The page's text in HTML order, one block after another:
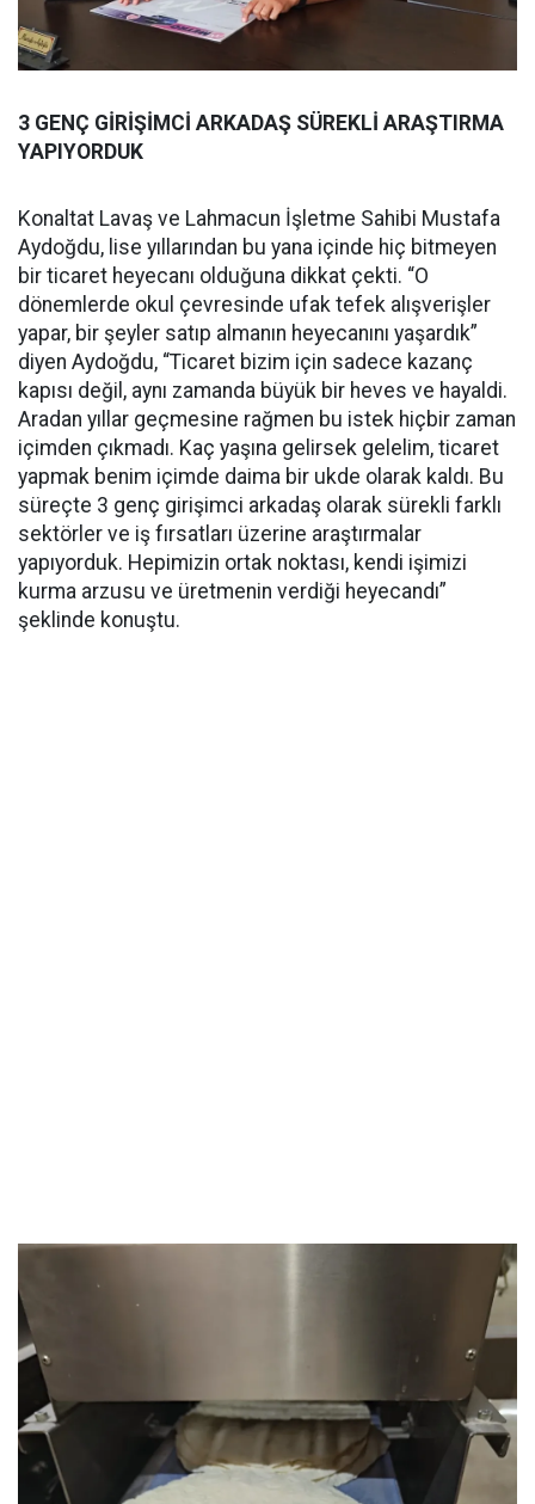
3 GENÇ GİRİŞİMCİ ARKADAŞ SÜREKLİ ARAŞTIRMA
YAPIYORDUK
Konaltat Lavaş ve Lahmacun İşletme Sahibi Mustafa
Aydoğdu, lise yıllarından bu yana içinde hiç bitmeyen
bir ticaret heyecanı olduğuna dikkat çekti. “O
dönemlerde okul çevresinde ufak tefek alışverişler
yapar, bir şeyler satıp almanın heyecanını yaşardık”
diyen Aydoğdu, “Ticaret bizim için sadece kazanç
kapısı değil, aynı zamanda büyük bir heves ve hayaldi.
Aradan yıllar geçmesine rağmen bu istek hiçbir zaman
içimden çıkmadı. Kaç yaşına gelirsek gelelim, ticaret
yapmak benim içimde daima bir ukde olarak kaldı. Bu
süreçte 3 genç girişimci arkadaş olarak sürekli farklı
sektörler ve iş fırsatları üzerine araştırmalar
yapıyorduk. Hepimizin ortak noktası, kendi işimizi
kurma arzusu ve üretmenin verdiği heyecandı”
şeklinde konuştu.